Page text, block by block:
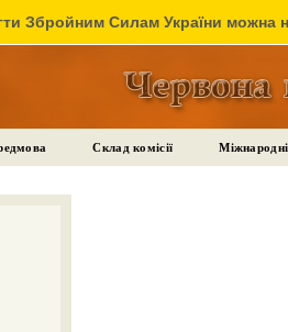
Збройним Силам України можна
Склад комісії